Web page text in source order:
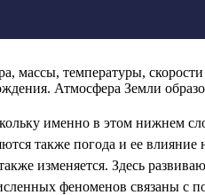
массы, температуры,
Атмосфера Земли
именно в этом нижнем
также погода и ее
изменяется. Здесь
феноменов связаны с